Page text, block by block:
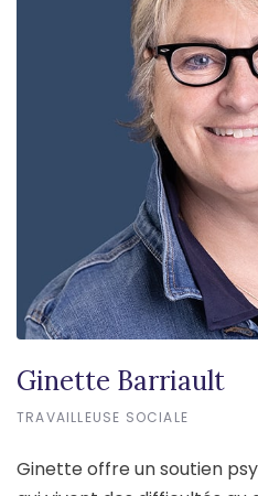
Ginette Barriault
TRAVAILLEUSE SOCIALE
Ginette offre un soutien